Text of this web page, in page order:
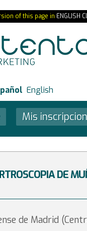
English
Mis
DE
de Madrid
of this page in ENGLISH